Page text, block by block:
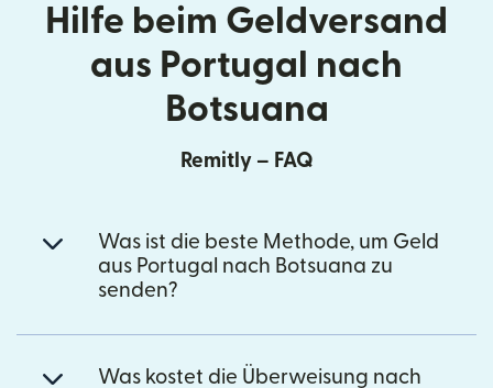
Hilfe beim Geldversand
aus Portugal nach
Botsuana
Remitly – FAQ
Was ist die beste Methode, um Geld
aus Portugal nach Botsuana zu
senden?
Was kostet die Überweisung nach